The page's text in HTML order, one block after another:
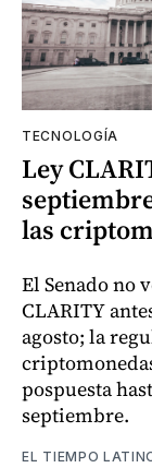
TECNOLOGÍA
Ley
las
El Senado no
CLARITY
agosto; la
pospuesta
septiembre.
EL TIEMPO